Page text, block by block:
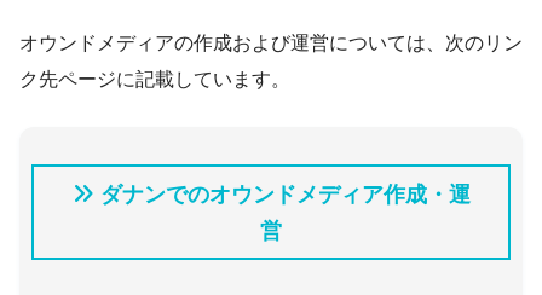
オウンドメディアの作成および運営については、次のリン
ク先ページに記載しています。
ダナンでのオウンドメディア作成・運
営